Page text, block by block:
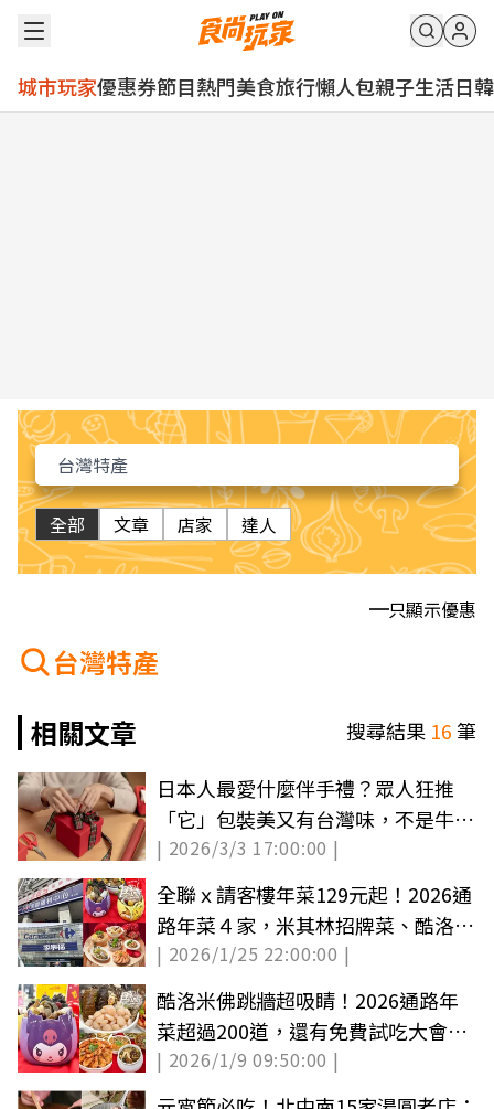
城市玩家優惠券節目熱門美食旅行懶人包親子生活日韓
全部 文章 店家 達人
只顯示優惠
台灣特產
相關文章
搜尋結果 16筆
日本人最愛什麼伴手禮？眾人狂推
「它」包裝美又有台灣味，不是牛軋
糖、茶葉
| 2026/3/3 17:00:00 |
全聯ｘ請客樓年菜129元起！2026通
路年菜４家，米其林招牌菜、酷洛米
佛跳牆
| 2026/1/25 22:00:00 |
酷洛米佛跳牆超吸睛！2026通路年
菜超過200道，還有免費試吃大會快
筆記
| 2026/1/9 09:50:00 |